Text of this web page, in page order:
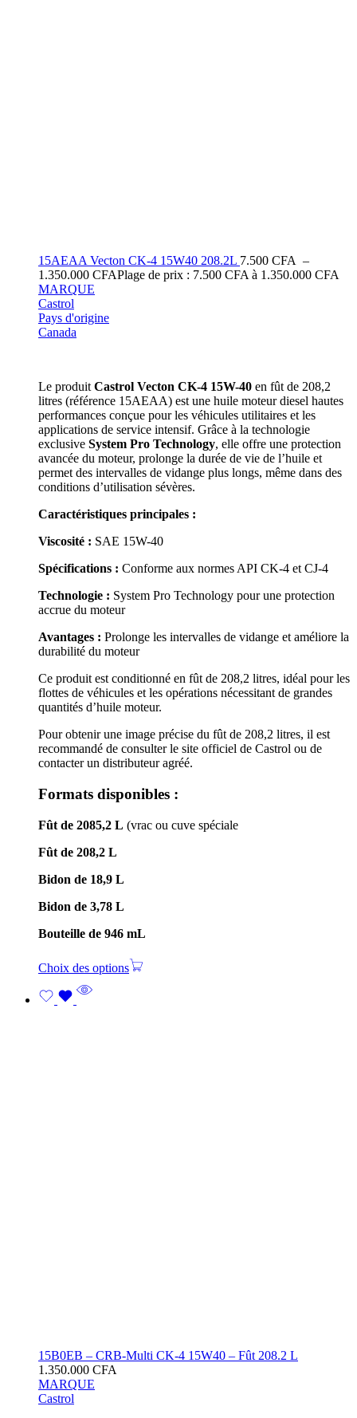
15AEAA Vecton CK-4 15W40 208.2L 7.500 CFA –
1.350.000 CFAPlage de prix : 7.500 CFA à 1.350.000 CFA
MARQUE
Castrol
Pays d'origine
Canada
Le produit Castrol Vecton CK-4 15W-40 en fût de 208,2
litres (référence 15AEAA) est une huile moteur diesel hautes
performances conçue pour les véhicules utilitaires et les
applications de service intensif. Grâce à la technologie
exclusive System Pro Technology, elle offre une protection
avancée du moteur, prolonge la durée de vie de l’huile et
permet des intervalles de vidange plus longs, même dans des
conditions d’utilisation sévères.
Caractéristiques principales :
Viscosité : SAE 15W-40
Spécifications : Conforme aux normes API CK-4 et CJ-4
Technologie : System Pro Technology pour une protection
accrue du moteur
Avantages : Prolonge les intervalles de vidange et améliore la
durabilité du moteur
Ce produit est conditionné en fût de 208,2 litres, idéal pour les
flottes de véhicules et les opérations nécessitant de grandes
quantités d’huile moteur.
Pour obtenir une image précise du fût de 208,2 litres, il est
recommandé de consulter le site officiel de Castrol ou de
contacter un distributeur agréé.
Formats disponibles :
Fût de 2085,2 L (vrac ou cuve spéciale
Fût de 208,2 L
Bidon de 18,9 L
Bidon de 3,78 L
Bouteille de 946 mL
Choix des options
15B0EB – CRB-Multi CK-4 15W40 – Fût 208.2 L
1.350.000 CFA
MARQUE
Castrol